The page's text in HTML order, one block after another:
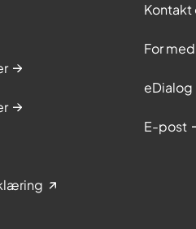
Kontakt
For
eDialog
E-post